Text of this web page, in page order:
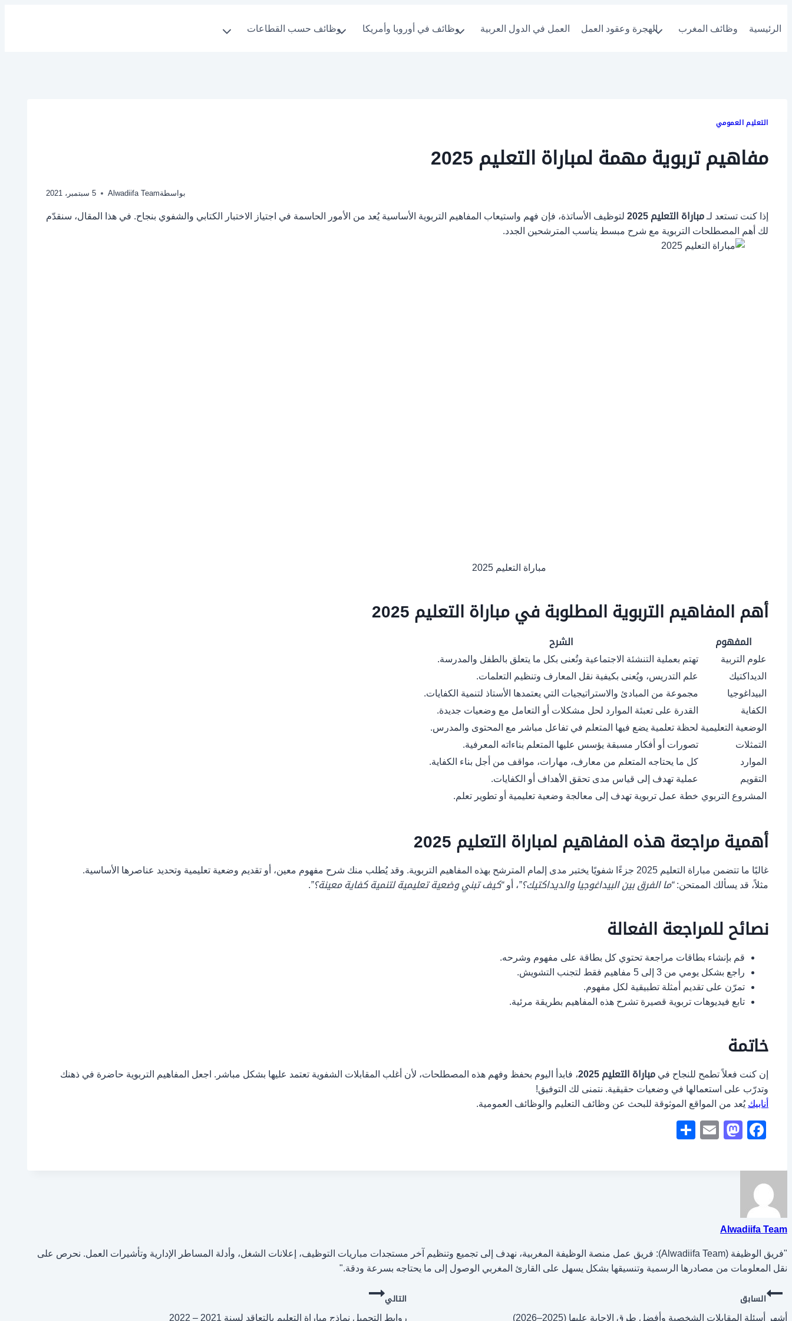
إلىالرئيسية وظائف المغرب الهجرة وعقود العمل العمل في الدول العربية وظائف في أوروبا وأمريكا وظائف حسب القطاعات
التعليم العمومي
مفاهيم تربوية مهمة لمباراة التعليم 2025
بواسطةAlwadiifa Team 5 سبتمبر، 2021
إذا كنت تستعد لـ مباراة التعليم 2025
لتوظيف الأساتذة، فإن فهم واستيعاب المفاهيم التربوية الأساسية يُعد من الأمور الحاسمة في اجتياز الاختبار الكتابي والشفوي بنجاح. في هذا المقال، سنقدّم
لك أهم المصطلحات التربوية مع شرح مبسط يناسب المترشحين الجدد.
مباراة التعليم 2025
أهم المفاهيم التربوية المطلوبة في مباراة التعليم 2025
المفهوم
الشرح
علوم التربية
تهتم بعملية التنشئة الاجتماعية وتُعنى بكل ما يتعلق بالطفل والمدرسة.
الديداكتيك
علم التدريس، ويُعنى بكيفية نقل المعارف وتنظيم التعلمات.
البيداغوجيا
مجموعة من المبادئ والاستراتيجيات التي يعتمدها الأستاذ لتنمية الكفايات.
الكفاية
القدرة على تعبئة الموارد لحل مشكلات أو التعامل مع وضعيات جديدة.
الوضعية التعليمية لحظة تعلمية يضع فيها المتعلم في تفاعل مباشر مع المحتوى والمدرس.
التمثلات
تصورات أو أفكار مسبقة يؤسس عليها المتعلم بناءاته المعرفية.
الموارد
كل ما يحتاجه المتعلم من معارف، مهارات، مواقف من أجل بناء الكفاية.
التقويم
عملية تهدف إلى قياس مدى تحقق الأهداف أو الكفايات.
المشروع التربوي خطة عمل تربوية تهدف إلى معالجة وضعية تعليمية أو تطوير تعلم.
أهمية مراجعة هذه المفاهيم لمباراة التعليم 2025
غالبًا ما تتضمن مباراة التعليم 2025 جزءًا شفويًا يختبر مدى إلمام المترشح بهذه المفاهيم التربوية. وقد يُطلب منك شرح مفهوم معين، أو تقديم وضعية تعليمية وتحديد عناصرها الأساسية.
مثلاً، قد يسألك الممتحن:“ما الفرق بين البيداغوجيا والديداكتيك؟”، أو“كيف تبني وضعية تعليمية لتنمية كفاية معينة؟”.
نصائح للمراجعة الفعالة
قم بإنشاء بطاقات مراجعة تحتوي كل بطاقة على مفهوم وشرحه.
راجع بشكل يومي من 3 إلى 5 مفاهيم فقط لتجنب التشويش.
تمرّن على تقديم أمثلة تطبيقية لكل مفهوم.
تابع فيديوهات تربوية قصيرة تشرح هذه المفاهيم بطريقة مرئية.
خاتمة
إن كنت فعلاً تطمح للنجاح في مباراة التعليم 2025
، فابدأ اليوم بحفظ وفهم هذه المصطلحات، لأن أغلب المقابلات الشفوية تعتمد عليها بشكل مباشر. اجعل المفاهيم التربوية حاضرة في ذهنك
وتدرّب على استعمالها في وضعيات حقيقية. نتمنى لك التوفيق!
أنابيك يُعد من المواقع الموثوقة للبحث عن وظائف التعليم والوظائف العمومية.
Facebook
Mastodon
Email
Alwadiifa Team
"فريق الوظيفة (Alwadiifa Team): فريق عمل منصة الوظيفة المغربية، نهدف إلى تجميع وتنظيم آخر مستجدات مباريات التوظيف، إعلانات الشغل، وأدلة المساطر الإدارية وتأشيرات العمل. نحرص على
نقل المعلومات من مصادرها الرسمية وتنسيقها بشكل يسهل على القارئ المغربي الوصول إلى ما يحتاجه بسرعة ودقة."
تصفّح
السابق
أشهر أسئلة المقابلات الشخصية وأفضل طرق الإجابة عليها (2025–2026)
التالي
روابط التحميل نماذج مباراة التعليم بالتعاقد لسنة 2021 – 2022